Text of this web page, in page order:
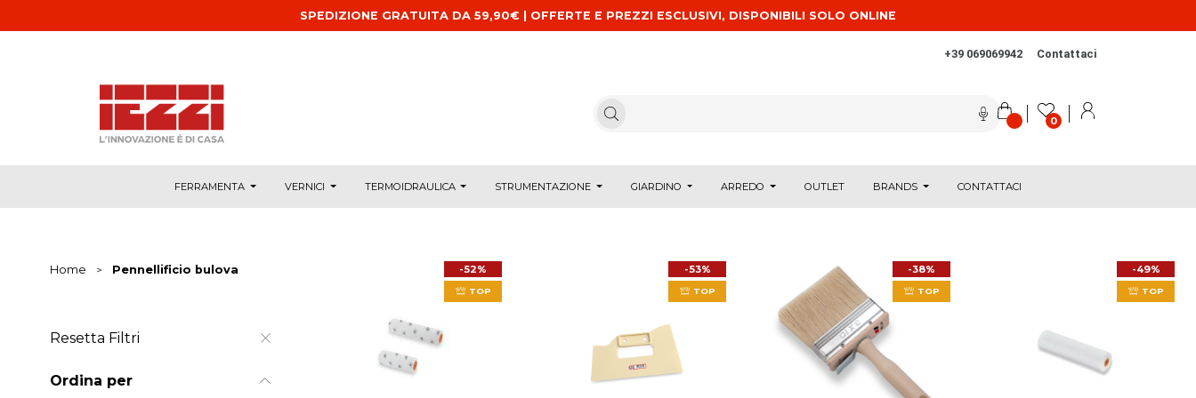
SPEDIZIONE GRATUITA DA 59,90€ | OFFERTE E PREZZI ESCLUSIVI, DISPONIBILI SOLO ONLINE
+39 069069942 Contattaci
0
FERRAMENTA VERNICI TERMOIDRAULICA STRUMENTAZIONE GIARDINO ARREDO OUTLET BRANDS CONTATTACI
Home > Pennellificio bulova
Resetta Filtri
Ordina per
-52%
TOP
-53%
TOP
-38%
TOP
-49%
TOP